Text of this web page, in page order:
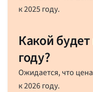
к 2025 году.
Какой
году?
Ожидается, что
к 2026 году.